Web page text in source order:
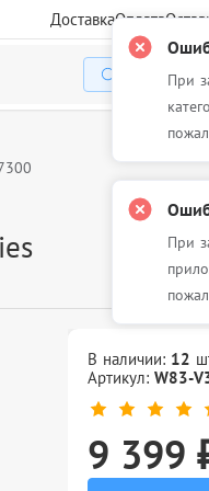
ДоставкаОплата
В наличии: 12
Артикул: W83-
9 399
При
При